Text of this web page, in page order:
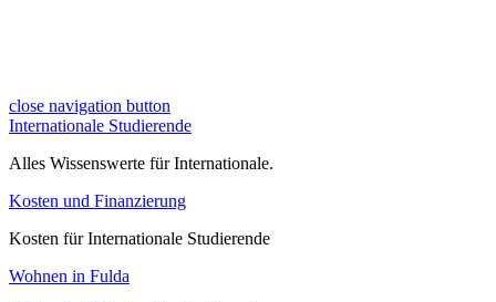
close navigation button
Internationale Studierende
Alles Wissenswerte für Internationale.
Kosten und Finanzierung
Kosten für Internationale Studierende
Wohnen in Fulda